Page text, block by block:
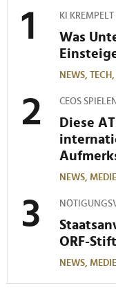
personalisieren,
analysieren.
Verwendung
soziale Medien,
Partner führen
weiteren Daten
haben oder die sie
gesammelt haben.
KI
Was
NEWS, TECH,
CEOS
Diese
NEWS,
ORF-
NEWS,